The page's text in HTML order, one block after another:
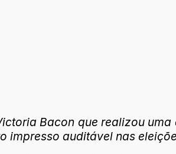
Bacon que realizou
impresso auditável nas